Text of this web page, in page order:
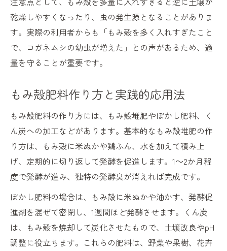
乾燥しやすくなったり、虫の発生源となることがありま
す。実際の利用者からも「もみ殻を多く入れすぎたこと
で、コガネムシの幼虫が増えた」との声があるため、適
量を守ることが重要です。
もみ殻肥料作り方と実践的応用法
もみ殻肥料の作り方には、もみ殻堆肥やぼかし肥料、く
ん炭への加工などがあります。基本的なもみ殻堆肥の作
り方は、もみ殻に米ぬかや鶏ふん、水を加えて積み上
げ、定期的に切り返して発酵を促進します。1～2か月程
度で発酵が進み、独特の発酵臭が消えれば完成です。
ぼかし肥料の場合は、もみ殻に米ぬかや油かす、発酵促
進剤を混ぜて密閉し、1週間ほど発酵させます。くん炭
は、もみ殻を焼却して炭化させたもので、土壌改良やpH
調整に役立ちます。これらの肥料は、野菜や果樹、花卉